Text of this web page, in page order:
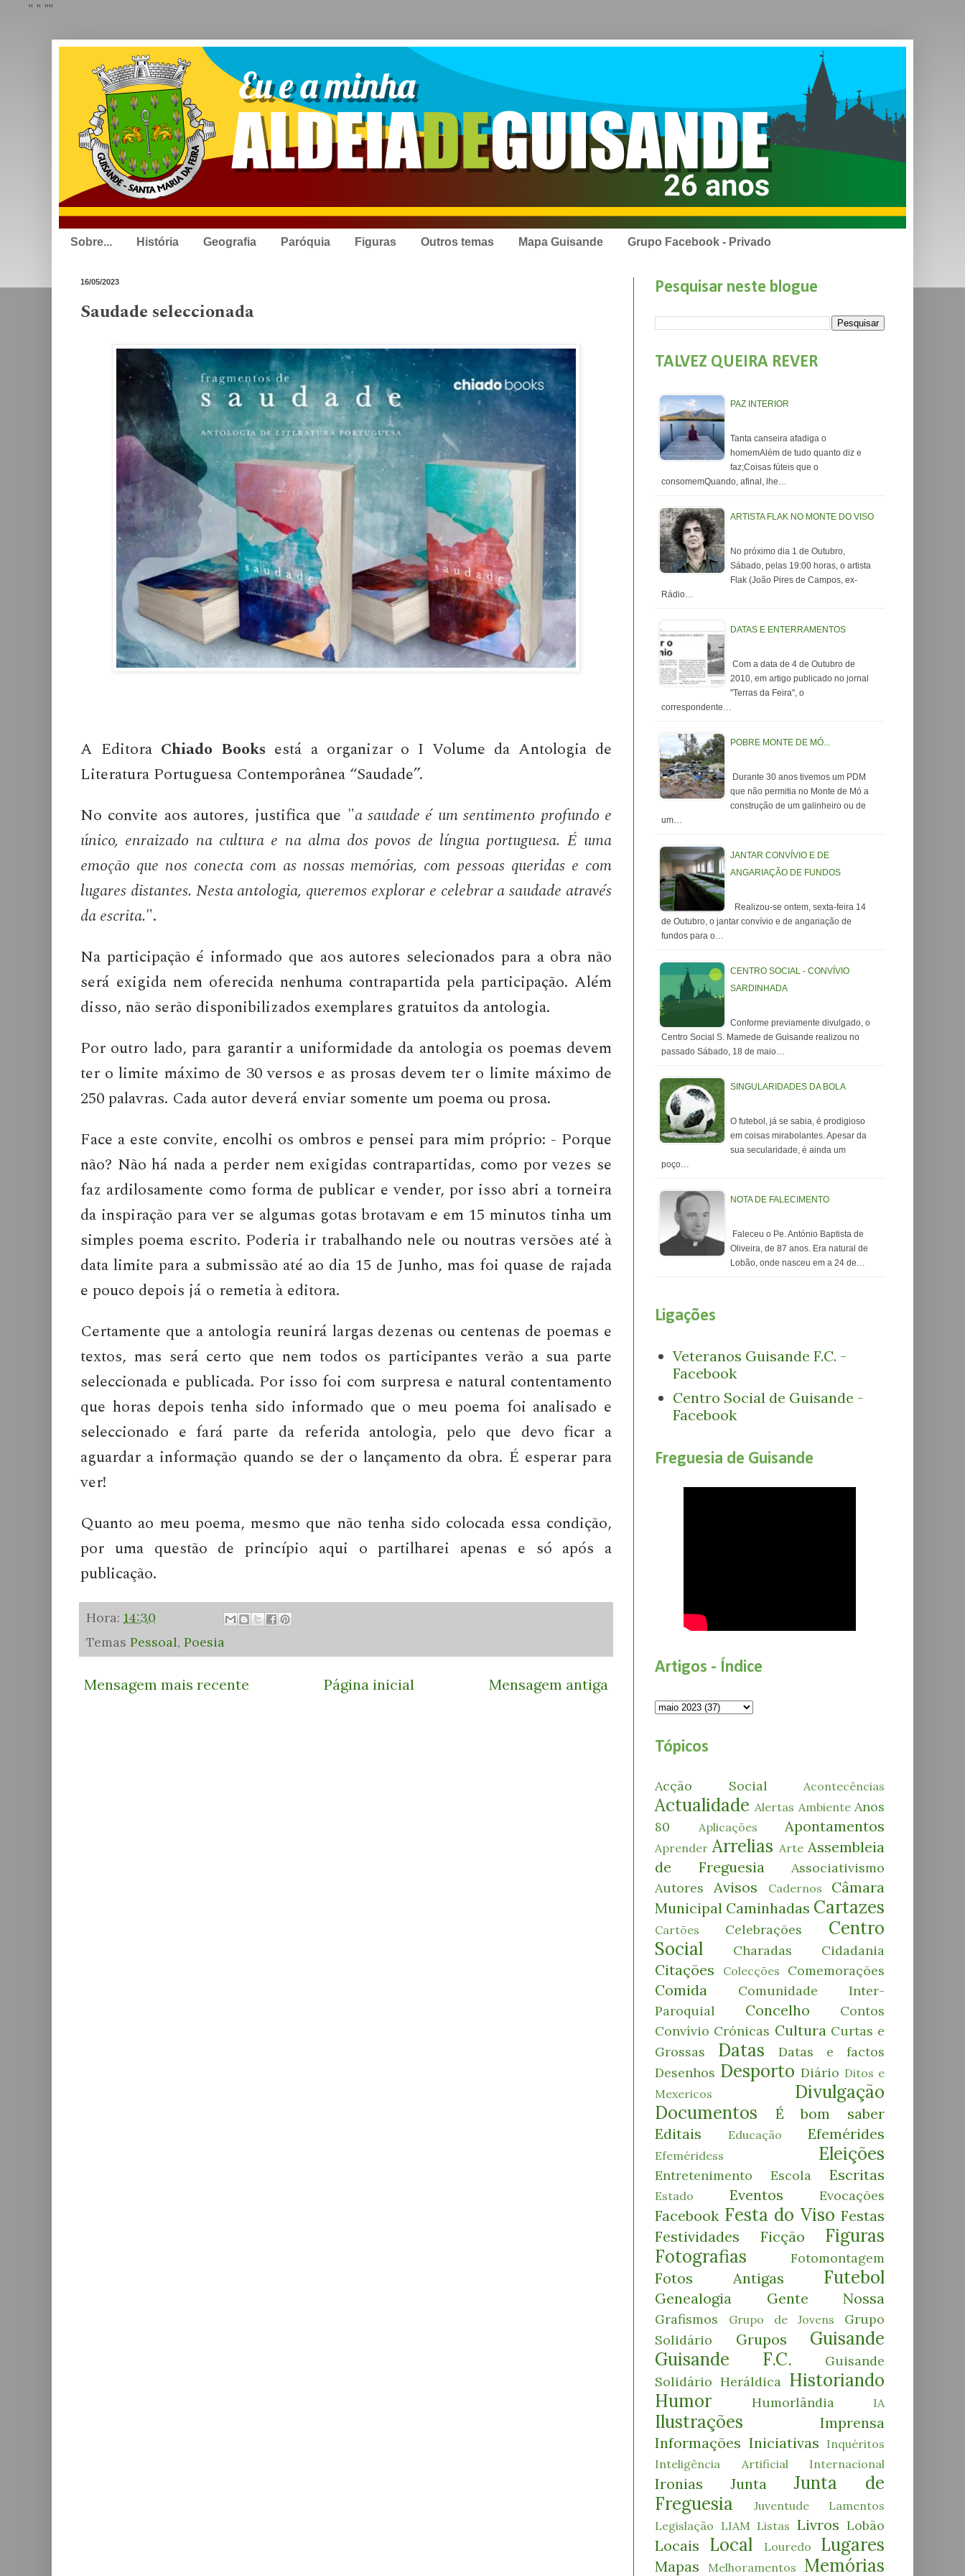
" " ""
Sobre... História Geografia Paróquia Figuras Outros temas Mapa Guisande Grupo Facebook - Privado
16/05/2023
Saudade seleccionada
A Editora Chiado Books está a organizar o I Volume da Antologia de
Literatura Portuguesa Contemporânea “Saudade”.
No convite aos autores, justifica que "a saudade é um sentimento profundo e
único, enraizado na cultura e na alma dos povos de língua portuguesa. É uma
emoção que nos conecta com as nossas memórias, com pessoas queridas e com
lugares distantes. Nesta antologia, queremos explorar e celebrar a saudade através
da escrita.".
Na participação é informado que aos autores selecionados para a obra não
será exigida nem oferecida nenhuma contrapartida pela participação. Além
disso, não serão disponibilizados exemplares gratuitos da antologia.
Por outro lado, para garantir a uniformidade da antologia os poemas devem
ter o limite máximo de 30 versos e as prosas devem ter o limite máximo de
250 palavras. Cada autor deverá enviar somente um poema ou prosa.
Face a este convite, encolhi os ombros e pensei para mim próprio: - Porque
não? Não há nada a perder nem exigidas contrapartidas, como por vezes se
faz ardilosamente como forma de publicar e vender, por isso abri a torneira
da inspiração para ver se algumas gotas brotavam e em 15 minutos tinha um
simples poema escrito. Poderia ir trabalhando nele ou noutras versões até à
data limite para a submissão até ao dia 15 de Junho, mas foi quase de rajada
e pouco depois já o remetia à editora.
Certamente que a antologia reunirá largas dezenas ou centenas de poemas e
textos, mas será certo que nem todos os participantes verão a sua parte
seleccionada e publicada. Por isso foi com surpresa e natural contentamento
que horas depois tenha sido informado que o meu poema foi analisado e
seleccionado e fará parte da referida antologia, pelo que devo ficar a
aguardar a informação quando se der o lançamento da obra. É esperar para
ver!
Quanto ao meu poema, mesmo que não tenha sido colocada essa condição,
por uma questão de princípio aqui o partilharei apenas e só após a
publicação.
Hora: 14:30
Temas Pessoal, Poesia
Mensagem mais recente Mensagem antiga
Página inicial
Pesquisar neste blogue
TALVEZ QUEIRA REVER
PAZ INTERIOR
Tanta canseira afadiga o
homemAlém de tudo quanto diz e
faz;Coisas fúteis que o
consomemQuando, afinal, lhe…
ARTISTA FLAK NO MONTE DO VISO
No próximo dia 1 de Outubro,
Sábado, pelas 19:00 horas, o artista
Flak (João Pires de Campos, ex-
Rádio…
DATAS E ENTERRAMENTOS
Com a data de 4 de Outubro de
2010, em artigo publicado no jornal
"Terras da Feira", o
correspondente…
POBRE MONTE DE MÓ...
Durante 30 anos tivemos um PDM
que não permitia no Monte de Mó a
construção de um galinheiro ou de
um…
JANTAR CONVÍVIO E DE
ANGARIAÇÃO DE FUNDOS
Realizou-se ontem, sexta-feira 14
de Outubro, o jantar convívio e de angariação de
fundos para o…
CENTRO SOCIAL - CONVÍVIO
SARDINHADA
Conforme previamente divulgado, o
Centro Social S. Mamede de Guisande realizou no
passado Sábado, 18 de maio…
SINGULARIDADES DA BOLA
O futebol, já se sabia, é prodigioso
em coisas mirabolantes. Apesar da
sua secularidade, é ainda um
poço…
NOTA DE FALECIMENTO
Faleceu o Pe. António Baptista de
Oliveira, de 87 anos. Era natural de
Lobão, onde nasceu em a 24 de…
Ligações
Veteranos Guisande F.C. -
Facebook
Centro Social de Guisande -
Facebook
Freguesia de Guisande
Artigos - Índice
Tópicos
Acção Social Acontecências
Actualidade Alertas Ambiente Anos
80
Aplicações Apontamentos
Aprender Arrelias Arte Assembleia
de Freguesia
Associativismo
Autores
Avisos Cadernos
Câmara
Municipal Caminhadas Cartazes
Cartões Celebrações
Centro
Social
Charadas Cidadania
Citações Colecções Comemorações
Comida
Comunidade Inter-
Paroquial
Concelho
Contos
Convívio Crónicas Cultura Curtas e
Grossas
Datas
Datas e factos
Desenhos Desporto Diário Ditos e
Mexericos
Divulgação
Documentos
É bom saber
Editais
Educação Efemérides
Efeméridess Eleições
Entretenimento Escola Escritas
Estado Eventos Evocações
Facebook Festa do Viso Festas
Festividades
Ficção
Figuras
Fotografias
Fotomontagem
Fotos Antigas Futebol
Genealogia Gente Nossa
Grafismos Grupo de Jovens
Grupo
Solidário
Grupos
Guisande
Guisande F.C.
Guisande
Solidário Heráldica Historiando
Humor
Humorlândia IA
Ilustrações
Imprensa
Informações Iniciativas Inquéritos
Inteligência Artificial
Internacional
Ironias Junta
Junta de
Freguesia
Juventude
Lamentos
Legislação LIAM Listas Livros Lobão
Locais Local Louredo Lugares
Mapas Melhoramentos Memórias